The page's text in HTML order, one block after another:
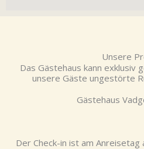
Unsere
Das Gästehaus kann exklusiv
unsere Gäste ungestörte
Gästehaus
Der Check-in ist am